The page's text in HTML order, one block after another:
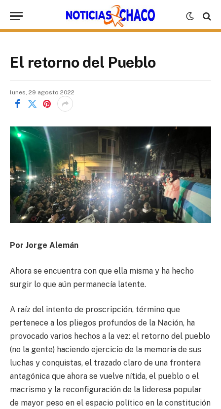
El retorno del Pueblo
lunes, 29 agosto 2022
Por Jorge Alemán
Ahora se encuentra con que ella misma y ha hecho
surgir lo que aún permanecía latente.
A raíz del intento de proscripción, término que
pertenece a los pliegos profundos de la Nación, ha
provocado varios hechos a la vez: el retorno del pueblo
(no la gente) haciendo ejercicio de la memoria de sus
luchas y conquistas, el trazado claro de una frontera
antagónica que ahora se vuelve nítida, el pueblo o el
macrismo y la reconfiguración de la lideresa popular
de mayor peso en el espacio político en la constitución